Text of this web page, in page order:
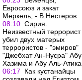
Евросоюз и закат
Меркель, - В.Нестеров
08:10 Сирия.
Неизвестный террорист
убил двух матерых
террористов - "эмиров"
"Джебхат Ан-Нусра" Абу
Хазима и Абу Аль-Атика
06:17
Как кустанайцы